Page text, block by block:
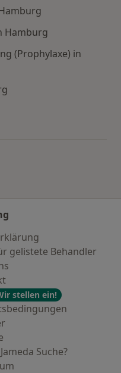
Hamburg
(Prophylaxe) in
gelistete Behandler
stellen ein!
Suche?